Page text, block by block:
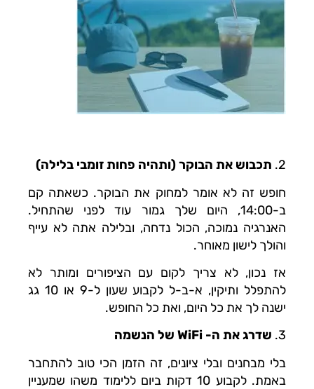
2. תכבוש את הבוקר (ותהיה פחות זומבי בלילה)
חופש זה לא אומר למחוק את הבוקר. כשאתה קם
ב-14:00, היום שלך גמור עוד לפני שהתחיל.
האנרגיה נמוכה, הכול נדחה, ובלילה אתה לא עייף
והולך לישון מאוחר.
אז נכון, לא צריך לקום עם הציפורים ומותר לא
להתפלל ותיקין, א-ב-ל לקבוע שעון ל-9 או 10 גג
ישנה לך את כל היום, ואת כל החופש.
3. שדרג את ה- WiFi של הנשמה
בלי מבחנים ובלי ציונים, זה הזמן הכי טוב להתחבר
באמת. לקבוע 10 דקות ביום ללימוד משהו שמעניין